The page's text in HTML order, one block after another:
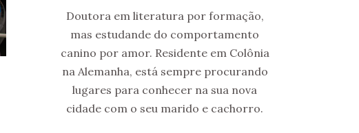
Doutora em literatura por formação,
mas estudande do comportamento
canino por amor. Residente em Colônia
na Alemanha, está sempre procurando
lugares para conhecer na sua nova
cidade com o seu marido e cachorro.